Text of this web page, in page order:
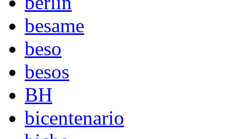
besame
beso
besos
BH
bicentenario